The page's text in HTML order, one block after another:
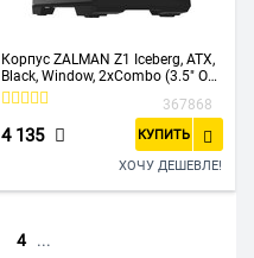
Корпус ZALMAN Z1 Iceberg, ATX,
Black, Window, 2xCombo (3.5" OR
2.5"), 3x2.5", 1xUSB2.0, 2xUSB3.0,
1x120mm
367868
4 135 КУПИТЬ
ХОЧУ ДЕШЕВЛЕ!
4 ...